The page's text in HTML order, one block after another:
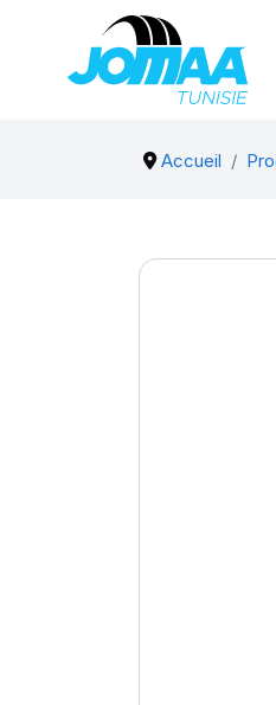
Accueil